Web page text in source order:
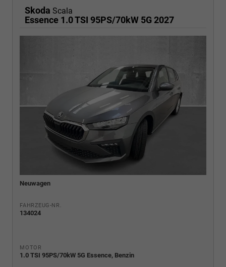
Skoda Scala
Essence 1.0 TSI 95PS/70kW 5G 2027
Neuwagen
FAHRZEUG-NR.
134024
MOTOR
1.0 TSI 95PS/70kW 5G Essence, Benzin